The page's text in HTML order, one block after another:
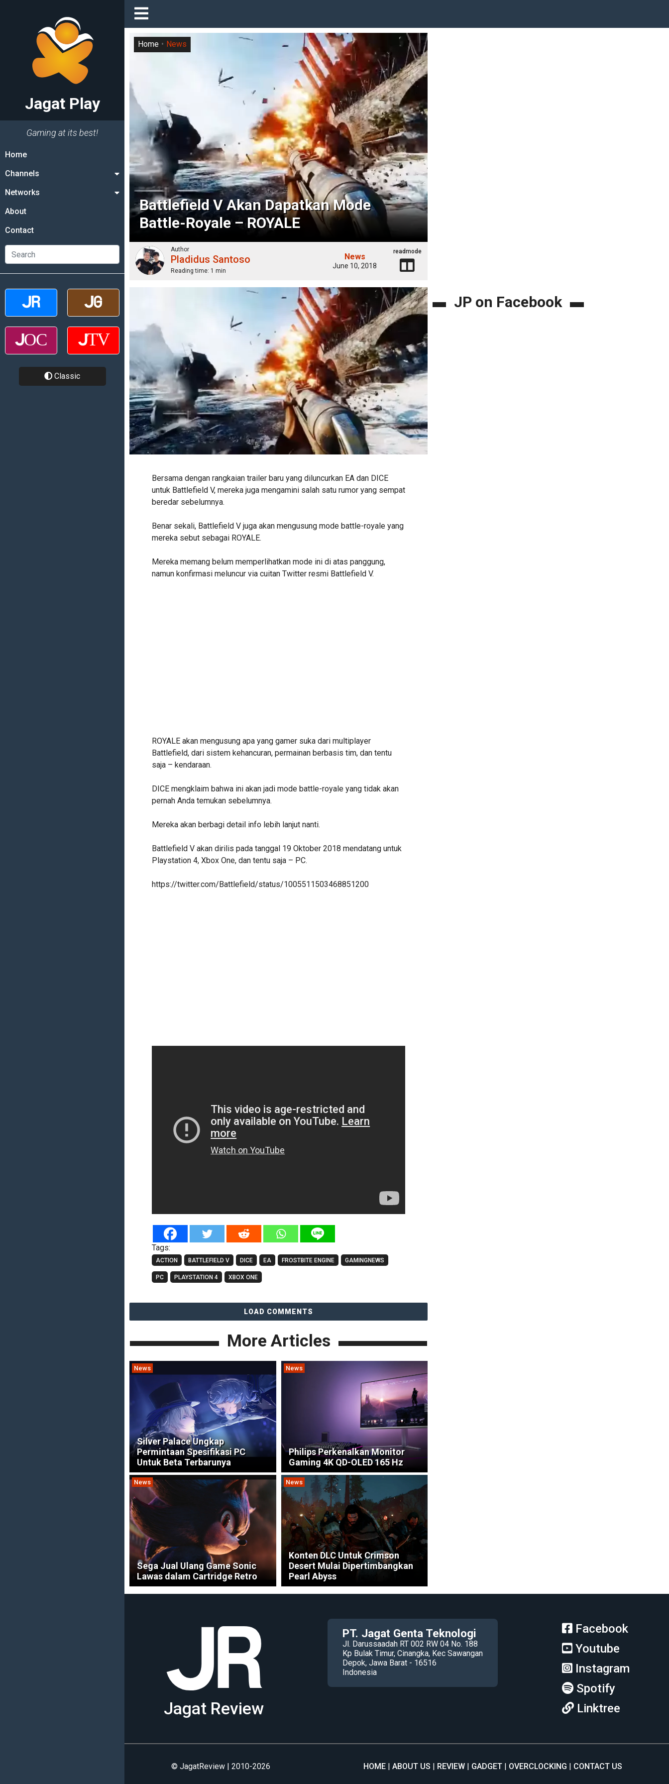
Jagat Play
Gaming at its best!
Home
Channels
Networks
About
Contact
Classic
Battlefield V Akan Dapatkan Mode
Battle-Royale – ROYALE
Home News
Author
Pladidus Santoso
Reading time: 1 min
News
June 10, 2018
readmode
Bersama dengan rangkaian trailer baru yang diluncurkan EA dan DICE
untuk Battlefield V, mereka juga mengamini salah satu rumor yang sempat
beredar sebelumnya.
Benar sekali, Battlefield V juga akan mengusung mode battle-royale yang
mereka sebut sebagai ROYALE.
Mereka memang belum memperlihatkan mode ini di atas panggung,
namun konfirmasi meluncur via cuitan Twitter resmi Battlefield V.
ROYALE akan mengusung apa yang gamer suka dari multiplayer
Battlefield, dari sistem kehancuran, permainan berbasis tim, dan tentu
saja – kendaraan.
DICE mengklaim bahwa ini akan jadi mode battle-royale yang tidak akan
pernah Anda temukan sebelumnya.
Mereka akan berbagi detail info lebih lanjut nanti.
Battlefield V akan dirilis pada tanggal 19 Oktober 2018 mendatang untuk
Playstation 4, Xbox One, dan tentu saja – PC.
https://twitter.com/Battlefield/status/1005511503468851200
Tags:
ACTION BATTLEFIELD V DICE EA FROSTBITE ENGINE GAMINGNEWS
PC PLAYSTATION 4 XBOX ONE
LOAD COMMENTS
More Articles
News
Silver Palace Ungkap
Permintaan Spesifikasi PC
Untuk Beta Terbarunya
News
Philips Perkenalkan Monitor
Gaming 4K QD-OLED 165 Hz
News
Sega Jual Ulang Game Sonic
Lawas dalam Cartridge Retro
News
Konten DLC Untuk Crimson
Desert Mulai Dipertimbangkan
Pearl Abyss
JP on Facebook
Jagat Review
PT. Jagat Genta Teknologi
Jl. Darussaadah RT 002 RW 04 No. 188
Kp Bulak Timur, Cinangka, Kec Sawangan
Depok, Jawa Barat - 16516
Indonesia
Facebook
Youtube
Instagram
Spotify
Linktree
© JagatReview | 2010-2026 HOME ABOUT US REVIEW GADGET OVERCLOCKING CONTACT US